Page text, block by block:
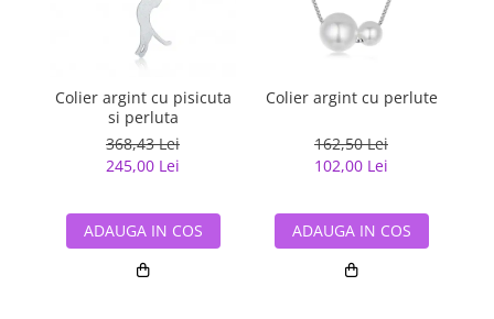
Colier argint cu pisicuta
si perluta
368,43 Lei
245,00 Lei
ADAUGA IN COS
Colier argint cu perlute
162,50 Lei
102,00 Lei
ADAUGA IN COS